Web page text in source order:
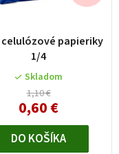
celulózové papieriky
1/4
Skladom
1,10 €
0,60 €
DO KOŠÍKA